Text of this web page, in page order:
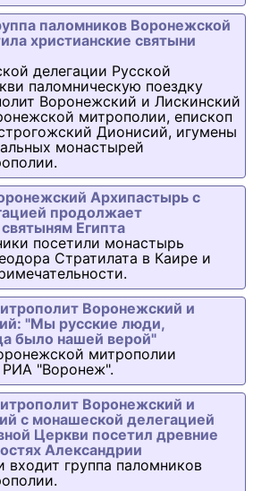
паломников Воронежской
христианские святыни
делегации Русской
паломническую поездку
Воронежский и Лискинский
митрополии, епископ
Дионисий, игумены
монастырей
Архипастырь с
продолжает
Египта
посетили монастырь
Стратилата в Каире и
Воронежский и
"Мы русские люди,
было нашей верой"
митрополии
"Воронеж".
Воронежский и
с монашеской делегацией
Церкви посетил древние
Александрии
входит группа паломников